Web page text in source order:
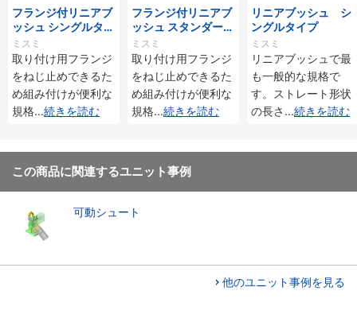
フランジ付リニアブ
ッシュ シングルタイ
プ/逆ザグリ穴タイ
プ
ミスミ
取り付け用フランジ
をねじ止めできるた
め組み付けが便利な
規格...続きを読む
フランジ付リニアブ
ッシュ スタンダード
タイプ ダブル
ミスミ
取り付け用フランジ
をねじ止めできるた
め組み付けが便利な
規格...続きを読む
リニアブッシュ シ
ングルタイプ
ミスミ
リニアブッシュで最
も一般的な規格で
す。ストレート形状
の長さ ...続きを読む
この商品に関連するユニット事例
可動シュート
他のユニット事例を見る